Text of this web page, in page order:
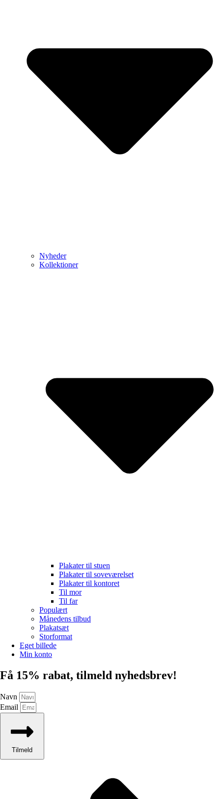
Nyheder
Kollektioner
Plakater til stuen
Plakater til soveværelset
Plakater til kontoret
Til mor
Til far
Populært
Månedens tilbud
Plakatsæt
Storformat
Eget billede
Min konto
Få 15% rabat, tilmeld nyhedsbrev!
Navn
Email
Tilmeld